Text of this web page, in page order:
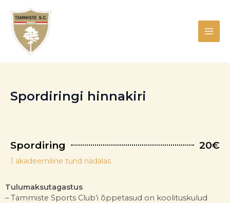
content
Spordiringi hinnakiri
Spordiring 20€
1 akadeemiline tund nädalas
Tulumaksutagastus
– Tammiste Sports Club’i õppetasud on koolituskulud